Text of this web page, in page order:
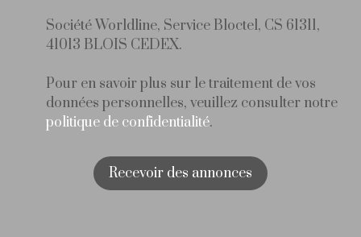
Société Worldline, Service Bloctel, CS 61311,
41013 BLOIS CEDEX.
Pour en savoir plus sur le traitement de vos
données personnelles, veuillez consulter notre
politique de confidentialité.
Recevoir des annonces